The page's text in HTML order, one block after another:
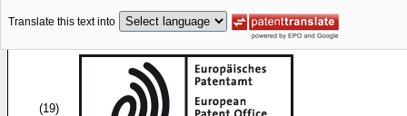
Translate this text into
(19)